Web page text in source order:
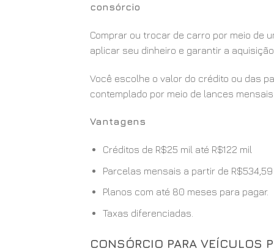
consórcio
Comprar ou trocar de carro por meio de
aplicar seu dinheiro e garantir a aquisição
Você escolhe o valor do crédito ou das
contemplado por meio de lances mensais
Vantagens
Créditos de R$25 mil até R$122 mil
Parcelas mensais a partir de R$534,59
Planos com até 80 meses para pagar.
Taxas diferenciadas.
CONSÓRCIO PARA VEÍCULOS